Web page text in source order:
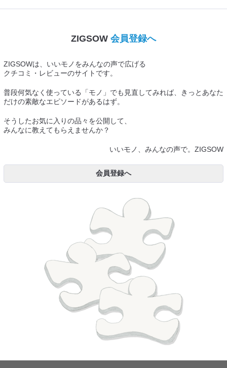
ZIGSOW 会員登録へ
ZIGSOWは、いいモノをみんなの声で広げる
クチコミ・レビューのサイトです。
普段何気なく使っている「モノ」でも見直してみれば、きっとあなた
だけの素敵なエピソードがあるはず。
そうしたお気に入りの品々を公開して、
みんなに教えてもらえませんか？
いいモノ、みんなの声で。ZIGSOW
会員登録へ